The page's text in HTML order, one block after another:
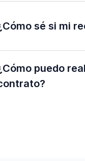
sé si mi
puedo